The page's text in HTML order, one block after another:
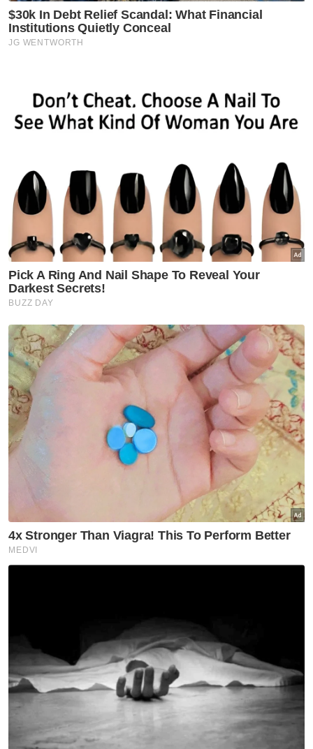
Johor
Johor
Johor jawab kritikan Dr
Johor
Johor imarah masjid dengan
solat Maghrib, Isyak berjemaah
Johor
Hospital Pasir Gudang belum
beroperasi penuh, 1,192